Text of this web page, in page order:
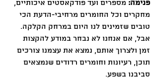
פנימה: מספרים ועד פודקאסטים איכותיים,
מחקרים וכל החומרים מרחיבי-הדעת הכי
טובים שזמינים לנו היום במרחק הקלקה.
אבל, אם אנחנו לא נבחר במודע להקצות
זמן ולצרוך אותם, נמצא את עצמנו צורכים
תוכן, רעיונות וחומרים רדודים שנמצאים
סביבנו בשפע.